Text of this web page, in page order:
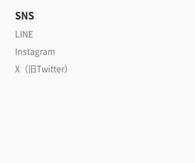
SNS
LINE
Instagram
X（旧Twitter）